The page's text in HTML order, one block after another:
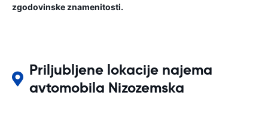
zgodovinske znamenitosti.
Priljubljene lokacije najema
avtomobila Nizozemska